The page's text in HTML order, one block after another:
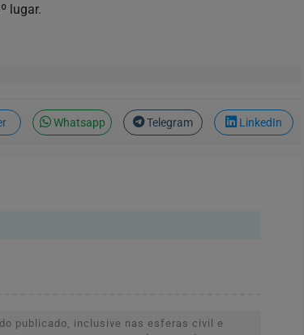
lugar.
Whatsapp Telegram LinkedIn
publicado, inclusive nas esferas civil e